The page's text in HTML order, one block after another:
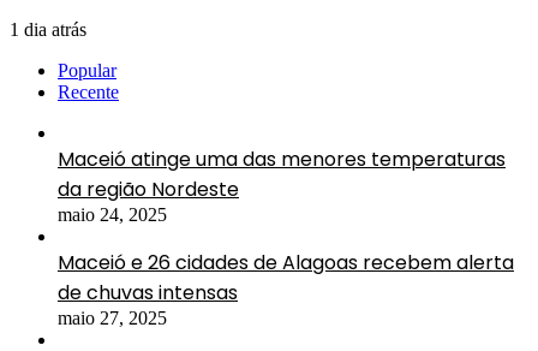
1 dia atrás
Popular
Recente
Maceió atinge uma das menores temperaturas
da região Nordeste
maio 24, 2025
Maceió e 26 cidades de Alagoas recebem alerta
de chuvas intensas
maio 27, 2025